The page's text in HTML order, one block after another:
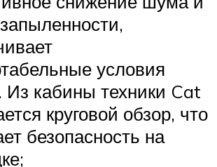
условия
Из кабины техники Cat
круговой обзор, что
безопасность на